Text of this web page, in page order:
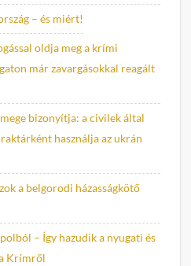
– és miért!
oldja meg a krími
már zavargásokkal reagált
bizonyítja: a civilek által
használja az ukrán
a belgorodi házasságkötő
– Így hazudik a nyugati és
Krímről